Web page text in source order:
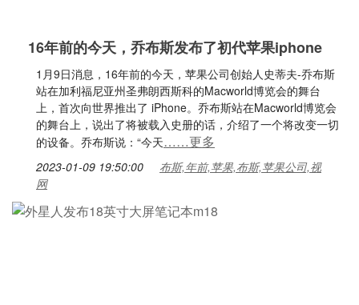
16年前的今天，乔布斯发布了初代苹果iphone
1月9日消息，16年前的今天，苹果公司创始人史蒂夫-乔布斯
站在加利福尼亚州圣弗朗西斯科的Macworld博览会的舞台
上，首次向世界推出了 iPhone。乔布斯站在Macworld博览会
的舞台上，说出了将被载入史册的话，介绍了一个将改变一切
的设备。乔布斯说：“今天……更多
2023-01-09 19:50:00
布斯,年前,苹果,布斯,苹果公司,视
网